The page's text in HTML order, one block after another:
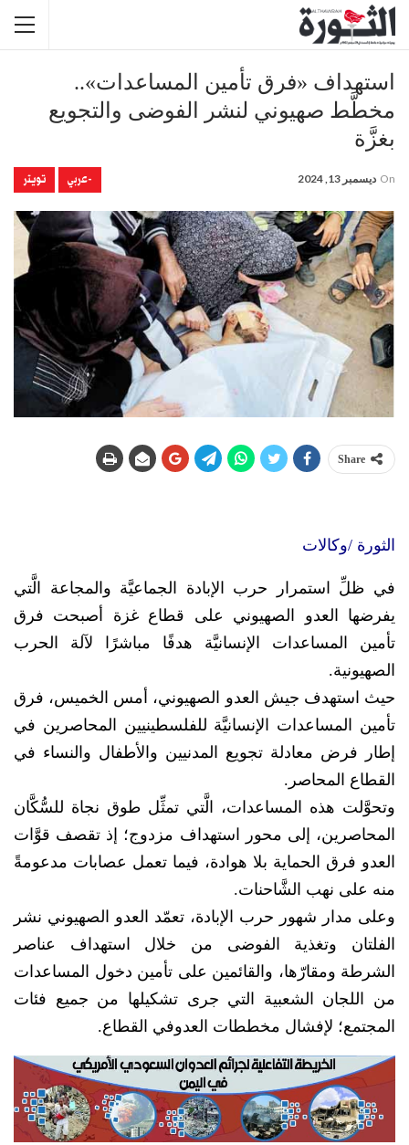
استهداف «فرق تأمين المساعدات»..
مخطَّط صهيوني لنشر الفوضى والتجويع
بغزَّة
-عربي تويتر On ديسمبر 13, 2024
Share
الثورة /وكالات
في ظلِّ استمرار حرب الإبادة الجماعيَّة والمجاعة الَّتي
يفرضها العدو الصهيوني على قطاع غزة أصبحت فرق
تأمين المساعدات الإنسانيَّة هدفًا مباشرًا لآلة الحرب
الصهيونية.
حيث استهدف جيش العدو الصهيوني، أمس الخميس، فرق
تأمين المساعدات الإنسانيَّة للفلسطينيين المحاصرين في
إطار فرض معادلة تجويع المدنيين والأطفال والنساء في
القطاع المحاصر.
وتحوَّلت هذه المساعدات، الَّتي تمثِّل طوق نجاة للسُّكَّان
المحاصرين، إلى محور استهداف مزدوج؛ إذ تقصف قوَّات
العدو فرق الحماية بلا هوادة، فيما تعمل عصابات مدعومةً
منه على نهب الشَّاحنات.
وعلى مدار شهور حرب الإبادة، تعمّد العدو الصهيوني نشر
الفلتان وتغذية الفوضى من خلال استهداف عناصر
الشرطة ومقارّها، والقائمين على تأمين دخول المساعدات
من اللجان الشعبية التي جرى تشكيلها من جميع فئات
المجتمع؛ لإفشال مخططات العدوفي القطاع.